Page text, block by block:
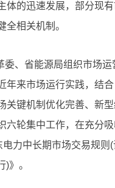
的迅速发展，部分现
相关机制。
、省能源局组织市场
来市场运行实践，结
键机制优化完善、新
轮集中工作，在充分
力中长期市场交易规
》。